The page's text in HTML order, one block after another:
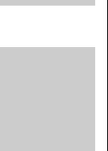
آزمایشی
خصوص در
داشت.”
اما، صرف